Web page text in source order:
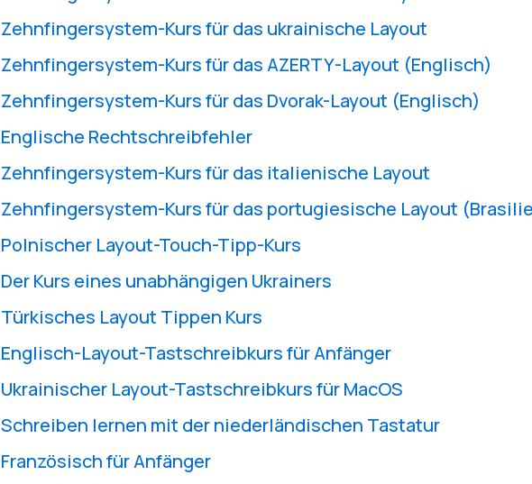
Zehnfingersystem-Kurs für das ukrainische Layout
Zehnfingersystem-Kurs für das AZERTY-Layout (Englisch)
Zehnfingersystem-Kurs für das Dvorak-Layout (Englisch)
Englische Rechtschreibfehler
Zehnfingersystem-Kurs für das italienische Layout
Zehnfingersystem-Kurs für das portugiesische Layout
Polnischer Layout-Touch-Tipp-Kurs
Der Kurs eines unabhängigen Ukrainers
Türkisches Layout Tippen Kurs
Englisch-Layout-Tastschreibkurs für Anfänger
Ukrainischer Layout-Tastschreibkurs für MacOS
Schreiben lernen mit der niederländischen Tastatur
Französisch für Anfänger